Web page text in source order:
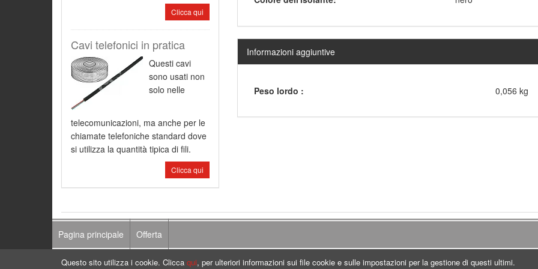
Clicca qui
Cavi telefonici in pratica
Questi cavi
sono usati non
solo nelle
telecomunicazioni, ma anche per le
chiamate telefoniche standard dove
si utilizza la quantità tipica di fili.
Clicca qui
Informazioni aggiuntive
Peso lordo : 0,056 kg
Pagina principale Offerta
Questo sito utilizza i cookie. Clicca qui, per ulteriori informazioni sui file cookie e sulle impostazioni per la gestione di questi ultimi.